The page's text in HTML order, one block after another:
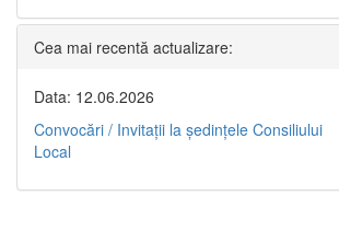
Cea mai recentă actualizare:
Data: 12.06.2026
Convocări / Invitaţii la şedinţele Consiliului
Local